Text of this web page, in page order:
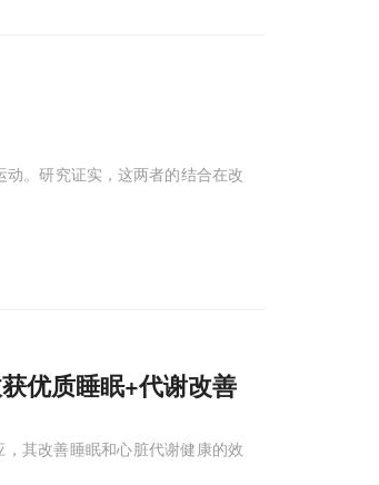
动。研究证实，这两者的结合在改
优质睡眠+代谢改善
其改善睡眠和心脏代谢健康的效